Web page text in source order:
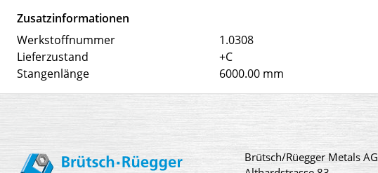
Zusatzinformationen
Werkstoffnummer
1.0308
Lieferzustand
+C
Stangenlänge
6000.00 mm
Brütsch/Rüegger Metals AG